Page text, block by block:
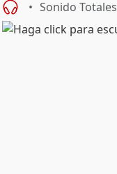
Sonido Totales